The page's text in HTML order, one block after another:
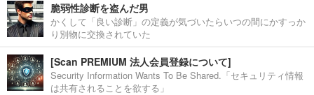
脆弱性診断を盗んだ男
かくして「良い診断」の定義が気づいたらいつの間にかすっか
り別物に交換されていた
[Scan PREMIUM 法人会員登録について]
Security Information Wants To Be Shared.「セキュリティ情報
は共有されることを欲する」